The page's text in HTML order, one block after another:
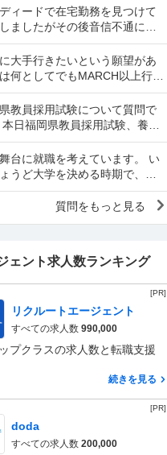
字を具体的な法律による根拠
とって覆した例を教え...
ィードで在宅勤務を見つけて
ましたがその後音信不通にな
た。 リモート面談の日も決ま
した。 リクルーティングソリ
ョンという会...
大手行きたいという願望があ
何としてでもMARCH以上行か
ダメですか？ MARCH未満に
ほぼ行けなくなるのでもしそ
望がありMA...
教員採用試験について質問で
日福岡県教員採用試験、養護
受験しました。 合格最低点が
れていないのですが、だいた
とれば一次試験は...
台に就職を考えています。 い
うど大学を決める時期で、宝
のリクルートサイトに名前の
た大学に行こうとしています。
質問をもっと見る
ェント求人数ランキング
[PR]
リクルートエージェント
すべての求人数 990,000
プクラスの求人数と転職支援
続きを見る
[PR]
doda
すべての求人数 200,000